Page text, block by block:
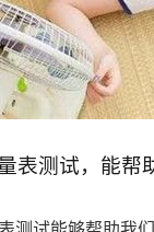
表测试，能帮